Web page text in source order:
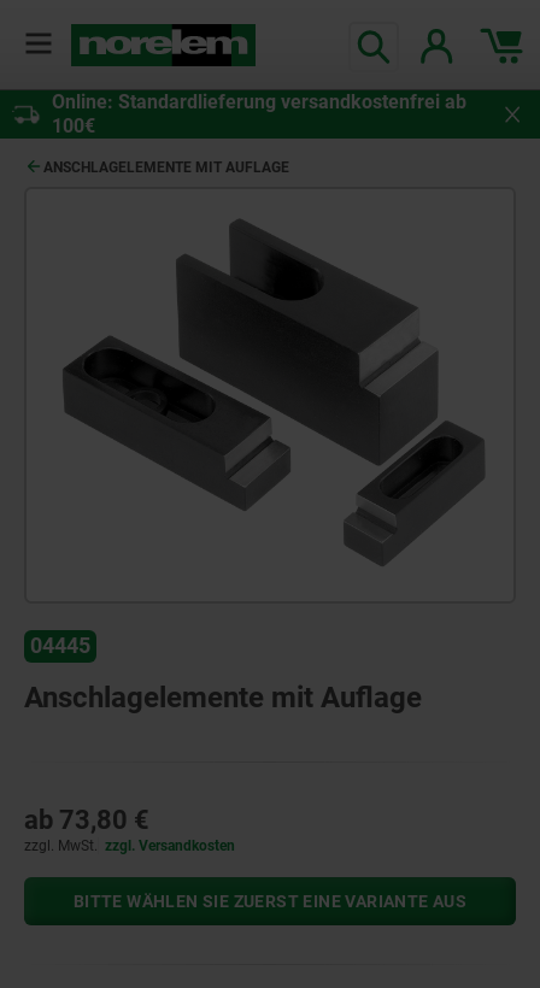
Online: Standardlieferung versandkostenfrei ab
100€
ANSCHLAGELEMENTE MIT AUFLAGE
04445
Anschlagelemente mit Auflage
ab 73,80 €
zzgl. MwSt. zzgl. Versandkosten
BITTE WÄHLEN SIE ZUERST EINE VARIANTE AUS